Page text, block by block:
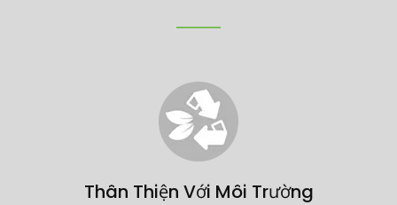
Thân Thiện Với Môi Trường